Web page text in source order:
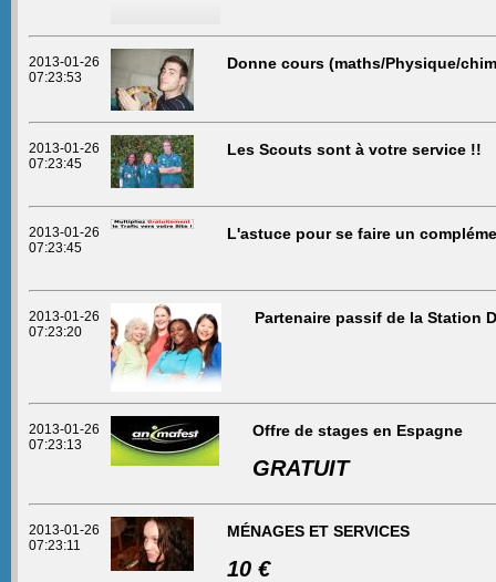
2013-01-26
07:23:53
Donne cours (maths/Physique/
2013-01-26
07:23:45
Les Scouts sont à votre service !!
2013-01-26
07:23:45
L'astuce pour se faire un
2013-01-26
07:23:20
Partenaire passif de la Station
2013-01-26
07:23:13
Offre de stages en Espagne
GRATUIT
2013-01-26
07:23:11
MÉNAGES ET SERVICES
10 €